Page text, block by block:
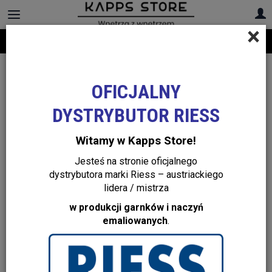
+48 22 299 19 84
×
OFICJALNY
DYSTRYBUTOR RIESS
Witamy w Kapps Store!
Jesteś na stronie oficjalnego
dystrybutora marki Riess – austriackiego
lidera / mistrza
w produkcji garnków i naczyń
emaliowanych.